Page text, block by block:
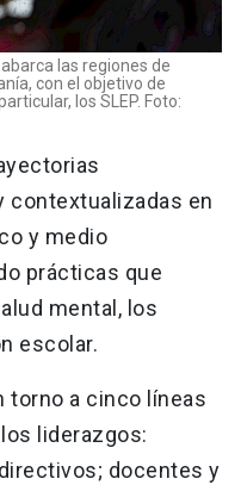
las regiones de
con el objetivo de
los SLEP. Foto:
en
y medio
prácticas que
mental, los
escolar.
torno a cinco líneas
liderazgos:
docentes y